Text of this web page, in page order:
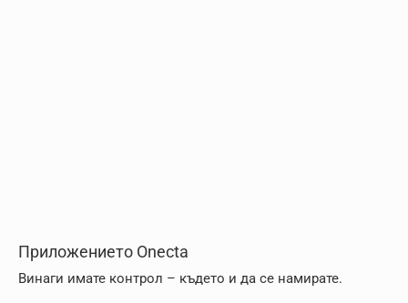
Приложението Onecta
Винаги имате контрол – където и да се намирате.